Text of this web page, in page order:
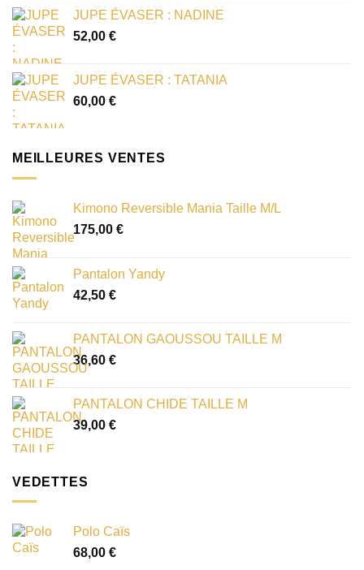
JUPE ÉVASER : NADINE
52,00 €
JUPE ÉVASER : TATANIA
60,00 €
MEILLEURES VENTES
Kimono Reversible Mania Taille M/L
175,00 €
Pantalon Yandy
42,50 €
PANTALON GAOUSSOU TAILLE M
36,60 €
PANTALON CHIDE TAILLE M
39,00 €
VEDETTES
Polo Caïs
68,00 €